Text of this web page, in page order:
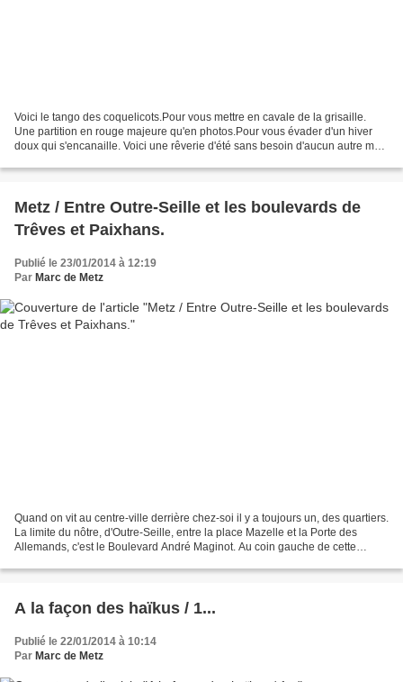
Voici le tango des coquelicots.Pour vous mettre en cavale de la grisaille.
Une partition en rouge majeure qu'en photos.Pour vous évader d'un hiver
doux qui s'encanaille. Voici une rêverie d'été sans besoin d'aucun autre mot.
Metz / Entre Outre-Seille et les boulevards de
Trêves et Paixhans.
Publié le 23/01/2014 à 12:19
Par Marc de Metz
Quand on vit au centre-ville derrière chez-soi il y a toujours un, des quartiers.
La limite du nôtre, d'Outre-Seille, entre la place Mazelle et la Porte des
Allemands, c'est le Boulevard André Maginot. Au coin gauche de cette
A la façon des haïkus / 1...
Publié le 22/01/2014 à 10:14
Par Marc de Metz